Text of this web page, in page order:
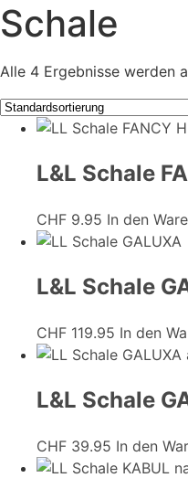
Schale
Alle 4 Ergebnisse werden
L&L Schale
CHF 9.95 In den
L&L Schale
CHF 119.95 In den
L&L Schale
CHF 39.95 In den